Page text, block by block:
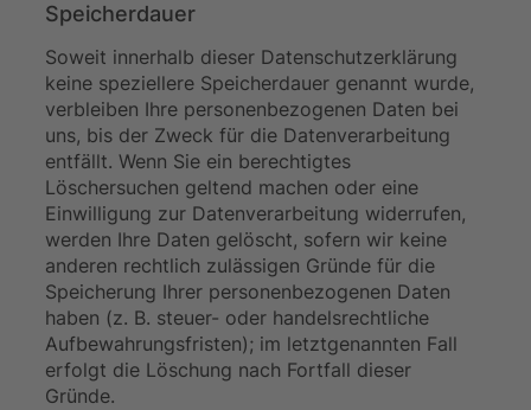
Speicherdauer
Soweit innerhalb dieser Datenschutzerklärung
keine speziellere Speicherdauer genannt wurde,
verbleiben Ihre personenbezogenen Daten bei
uns, bis der Zweck für die Datenverarbeitung
entfällt. Wenn Sie ein berechtigtes
Löschersuchen geltend machen oder eine
Einwilligung zur Datenverarbeitung widerrufen,
werden Ihre Daten gelöscht, sofern wir keine
anderen rechtlich zulässigen Gründe für die
Speicherung Ihrer personenbezogenen Daten
haben (z. B. steuer- oder handelsrechtliche
Aufbewahrungsfristen); im letztgenannten Fall
erfolgt die Löschung nach Fortfall dieser
Gründe.